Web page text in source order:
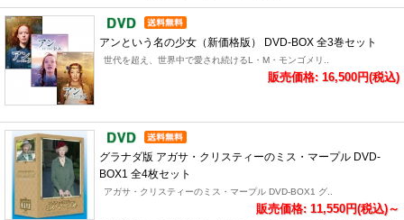
アンという名の少女（新価格版） DVD-BOX 全3巻セット
世代を超え、世界中で愛され続けるL・M・モンゴメリ..
販売価格: 16,500円(税込)
グラナダ版 アガサ・クリスティーのミス・マープル DVD-
BOX1 全4枚セット
アガサ・クリスティーのミス・マープル DVD-BOX1 グ..
販売価格: 11,550円(税込)～